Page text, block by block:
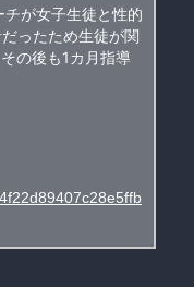
が女子生徒と性的
ったため生徒が関
の後も1カ月指導